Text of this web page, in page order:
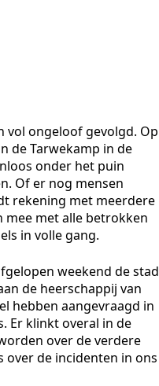
vol ongeloof gevolgd. Op
de Tarwekamp in de
onder het puin
Of er nog mensen
rekening met meerdere
mee met alle betrokken
in volle gang.
weekend de stad
de heerschappij van
hebben aangevraagd in
Er klinkt overal in de
over de verdere
over de incidenten in ons